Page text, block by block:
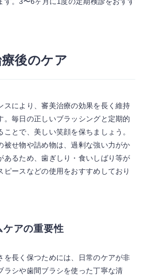
後のケア
スにより、審美治療の効果を長く維持
。毎日の正しいブラッシングと定期的
ことで、美しい笑顔を保ちましょう。
被せ物や詰め物は、過剰な強い力がか
あるため、歯ぎしり・食いしばり等が
ピースなどの使用をおすすめしており
ケアの重要性
を長く保つためには、日常のケアが非
ラシや歯間ブラシを使った丁寧な清